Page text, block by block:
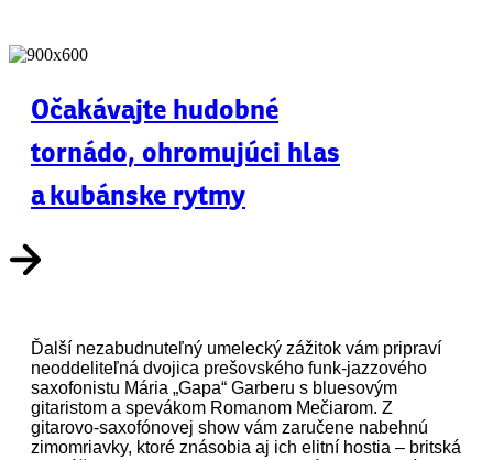
Očakávajte hudobné
tornádo, ohromujúci hlas
a kubánske rytmy
Ďalší nezabudnuteľný umelecký zážitok vám pripraví
neoddeliteľná dvojica prešovského funk-jazzového
saxofonistu Mária „Gapa“ Garberu s bluesovým
gitaristom a spevákom Romanom Mečiarom. Z
gitarovo-saxofónovej show vám zaručene nabehnú
zimomriavky, ktoré znásobia aj ich elitní hostia – britská